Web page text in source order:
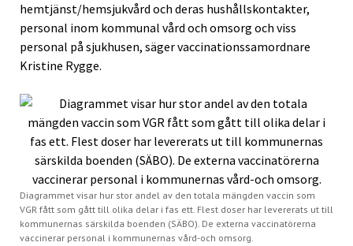
hemtjänst/hemsjukvård och deras hushållskontakter,
personal inom kommunal vård och omsorg och viss
personal på sjukhusen, säger vaccinationssamordnare
Kristine Rygge.
Diagrammet visar hur stor andel av den totala mängden vaccin som
VGR fått som gått till olika delar i fas ett. Flest doser har levererats ut till
kommunernas särskilda boenden (SÄBO). De externa vaccinatörerna
vaccinerar personal i kommunernas vård-och omsorg.